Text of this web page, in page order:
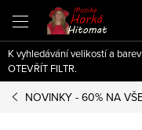
obsah
K vyhledávání velikostí a
OTEVŘÍT FILTR.
NOVINKY - 60% NA